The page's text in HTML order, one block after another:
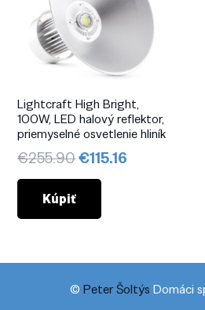
Lightcraft High Bright,
100W, LED halový reflektor,
priemyselné osvetlenie hliník
€255.90Pôvodná
cena
€255.90.
€115.16
Kúpiť
© Peter Šoltýs Domáci